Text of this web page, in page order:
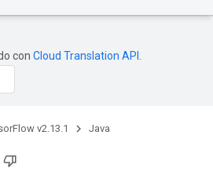
con Cloud Translation API
v2.13.1 Java